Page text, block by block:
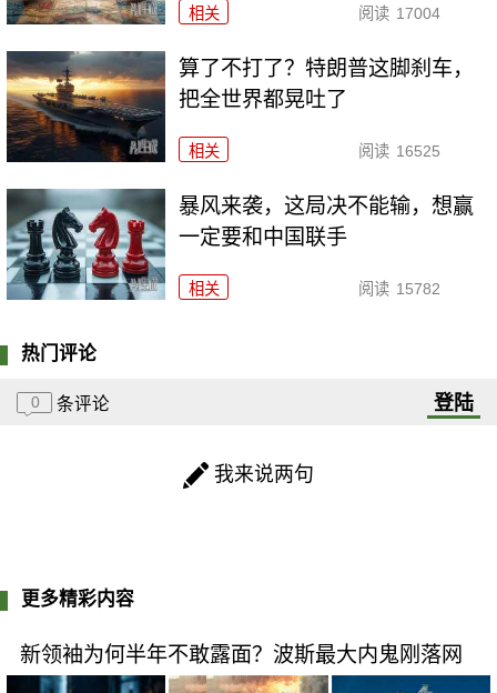
相关 阅读 17004
算了不打了？特朗普这脚刹车，
把全世界都晃吐了
相关 阅读 16525
暴风来袭，这局决不能输，想赢
一定要和中国联手
相关 阅读 15782
热门评论
0 条评论 登陆
我来说两句
更多精彩内容
新领袖为何半年不敢露面？波斯最大内鬼刚落网